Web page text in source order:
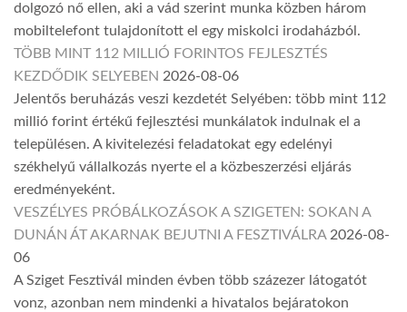
dolgozó nő ellen, aki a vád szerint munka közben három
mobiltelefont tulajdonított el egy miskolci irodaházból.
TÖBB MINT 112 MILLIÓ FORINTOS FEJLESZTÉS
KEZDŐDIK SELYEBEN 2026-08-06
Jelentős beruházás veszi kezdetét Selyében: több mint 112
millió forint értékű fejlesztési munkálatok indulnak el a
településen. A kivitelezési feladatokat egy edelényi
székhelyű vállalkozás nyerte el a közbeszerzési eljárás
eredményeként.
VESZÉLYES PRÓBÁLKOZÁSOK A SZIGETEN: SOKAN A
DUNÁN ÁT AKARNAK BEJUTNI A FESZTIVÁLRA 2026-08-
06
A Sziget Fesztivál minden évben több százezer látogatót
vonz, azonban nem mindenki a hivatalos bejáratokon